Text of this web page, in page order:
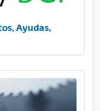
Ayudas,